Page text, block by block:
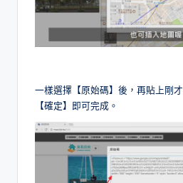
一樣選擇【原始碼】後，再貼上剛
【確定】即可完成。